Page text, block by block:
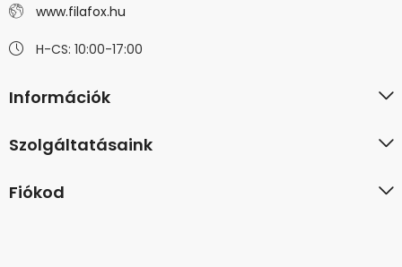
www.filafox.hu
H-CS: 10:00-17:00
Információk
Szolgáltatásaink
Fiókod